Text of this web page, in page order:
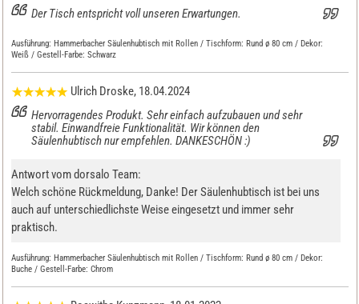
Der Tisch entspricht voll unseren Erwartungen.
Ausführung: Hammerbacher Säulenhubtisch mit Rollen / Tischform: Rund ø 80 cm / Dekor:
Weiß / Gestell-Farbe: Schwarz
Ulrich Droske, 18.04.2024
Hervorragendes Produkt. Sehr einfach aufzubauen und sehr
stabil. Einwandfreie Funktionalität. Wir können den
Säulenhubtisch nur empfehlen. DANKESCHÖN :)
Antwort vom dorsalo Team:
Welch schöne Rückmeldung, Danke! Der Säulenhubtisch ist bei uns
auch auf unterschiedlichste Weise eingesetzt und immer sehr
praktisch.
Ausführung: Hammerbacher Säulenhubtisch mit Rollen / Tischform: Rund ø 80 cm / Dekor:
Buche / Gestell-Farbe: Chrom